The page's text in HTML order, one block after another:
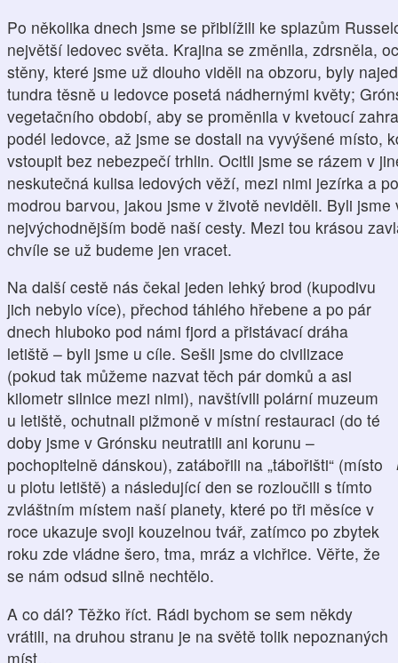
Po několika dnech jsme se přiblížili ke splazům
největší ledovec světa. Krajina se změnila, zdrsněla,
stěny, které jsme už dlouho viděli na obzoru, byly
tundra těsně u ledovce posetá nádhernými květy;
vegetačního období, aby se proměnila v kvetoucí
podél ledovce, až jsme se dostali na vyvýšené místo,
vstoupit bez nebezpečí trhlin. Ocitli jsme se rázem v
neskutečná kulisa ledových věží, mezi nimi jezírka a
modrou barvou, jakou jsme v životě neviděli. Byli
nejvýchodnějším bodě naší cesty. Mezi tou krásou
chvíle se už budeme jen vracet.
Na další cestě nás čekal jeden lehký brod (kupodivu
jich nebylo více), přechod táhlého hřebene a po pár
dnech hluboko pod námi fjord a přistávací dráha
letiště – byli jsme u cíle. Sešli jsme do civilizace
(pokud tak můžeme nazvat těch pár domků a asi
kilometr silnice mezi nimi), navštívili polární muzeum
u letiště, ochutnali pižmoně v místní restauraci (do té
doby jsme v Grónsku neutratili ani korunu –
pochopitelně dánskou), zatábořili na „tábořišti“ (místo
u plotu letiště) a následující den se rozloučili s tímto
zvláštním místem naší planety, které po tři měsíce v
roce ukazuje svoji kouzelnou tvář, zatímco po zbytek
roku zde vládne šero, tma, mráz a vichřice. Věřte, že
se nám odsud silně nechtělo.
A co dál? Těžko říct. Rádi bychom se sem někdy
vrátili, na druhou stranu je na světě tolik nepoznaných
míst…